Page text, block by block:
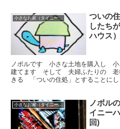
小さなお家（タイニーハウス）で暮らす
ついの
したち
ハウス
ノボルです 小さな土地を購入し 小
建てます そして 夫婦ふたりの 老
きる 「ついの住処」とすることに
小さなお家（タイニーハウス）で暮らす
ノボル
イニー
回)